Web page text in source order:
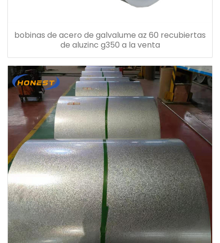
bobinas de acero de galvalume az 60 recubiertas
de aluzinc g350 a la venta